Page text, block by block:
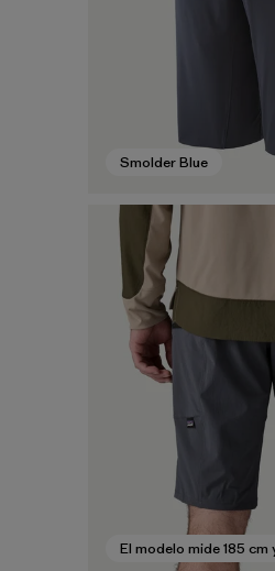
Smolder Blue
El modelo mide 185